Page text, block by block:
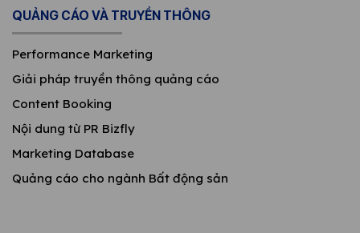
QUẢNG CÁO VÀ TRUYỀN THÔNG
Performance Marketing
Giải pháp truyền thông quảng cáo
Content Booking
Nội dung từ PR Bizfly
Marketing Database
Quảng cáo cho ngành Bất động sản